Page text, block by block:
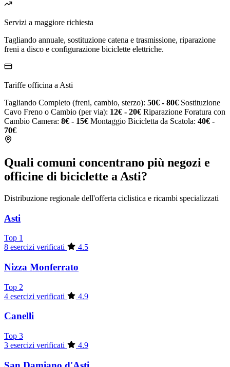
Servizi a maggiore richiesta
Tagliando annuale, sostituzione catena e trasmissione, riparazione
freni a disco e configurazione biciclette elettriche.
Tariffe officina a Asti
Tagliando Completo (freni, cambio, sterzo): 50€ - 80€ Sostituzione
Cavo Freno o Cambio (per via): 12€ - 20€ Riparazione Foratura con
Cambio Camera: 8€ - 15€ Montaggio Bicicletta da Scatola: 40€ -
70€
Quali comuni concentrano più negozi e
officine di biciclette a Asti?
Distribuzione regionale dell'offerta ciclistica e ricambi specializzati
Asti
Top 1
8 esercizi verificati
4.5
Nizza Monferrato
Top 2
4 esercizi verificati
4.9
Canelli
Top 3
3 esercizi verificati
4.9